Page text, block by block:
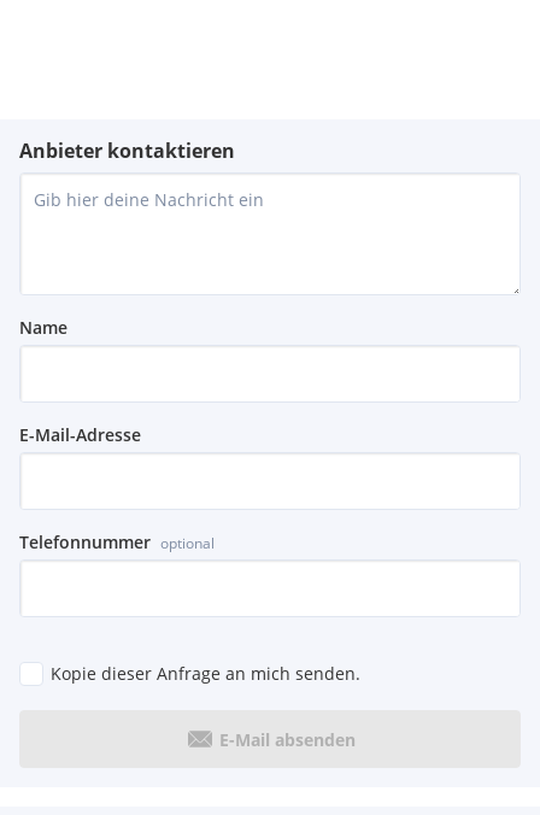
Anbieter kontaktieren
Name
E-Mail-Adresse
Telefonnummer optional
Kopie dieser Anfrage an mich senden.
E-Mail absenden